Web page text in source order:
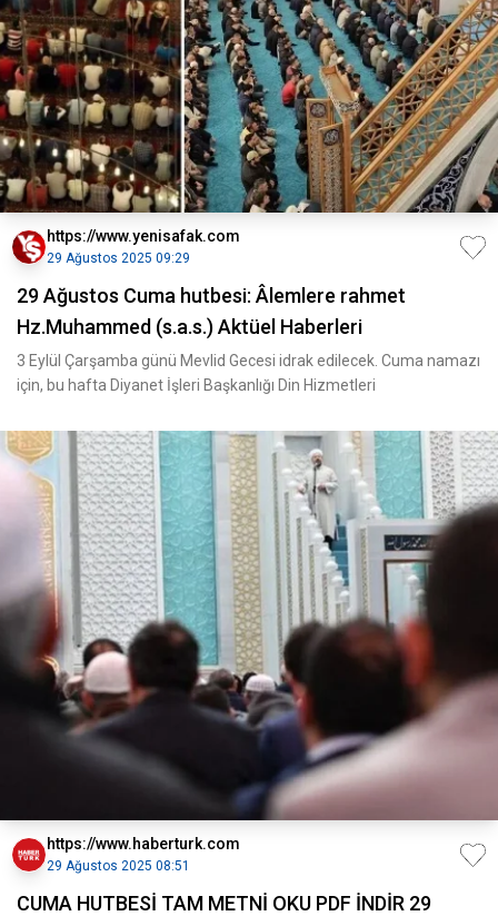
https://www.yenisafak.com
29 Ağustos 2025 09:29
29 Ağustos Cuma hutbesi: Âlemlere rahmet
Hz.Muhammed (s.a.s.) Aktüel Haberleri
3 Eylül Çarşamba günü Mevlid Gecesi idrak edilecek. Cuma namazı
için, bu hafta Diyanet İşleri Başkanlığı Din Hizmetleri
https://www.haberturk.com
29 Ağustos 2025 08:51
CUMA HUTBESİ TAM METNİ OKU PDF İNDİR 29